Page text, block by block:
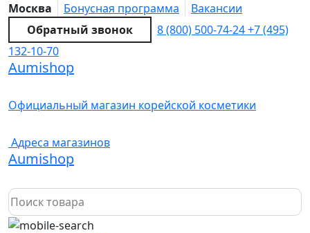
Москва Бонусная программа
Вакансии
Обратный звонок
8 (800) 500-74-24+7 (495)
132-10-70
Aumishop
Официальный магазин корейской косметики
Адреса магазинов
Aumishop